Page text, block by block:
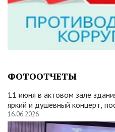
ФОТООТЧЕТЫ
11 июня в актовом зале
яркий и душевный концерт,
16.06.2026